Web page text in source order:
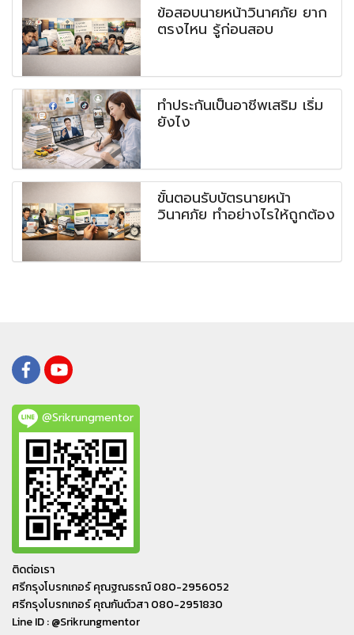
ข้อสอบนายหน้าวินาศภัย ยาก
ตรงไหน รู้ก่อนสอบ
ทำประกันเป็นอาชีพเสริม เริ่ม
ยังไง
ขั้นตอนรับบัตรนายหน้า
วินาศภัย ทำอย่างไรให้ถูกต้อง
@Srikrungmentor
ติดต่อเรา
ศรีกรุงโบรกเกอร์ คุณฐณธรณ์ 080-2956052
ศรีกรุงโบรกเกอร์ คุณกันต์วสา 080-2951830
Line ID : @Srikrungmentor